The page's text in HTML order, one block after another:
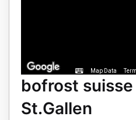
Map Data
bofrost suisse
St.Gallen